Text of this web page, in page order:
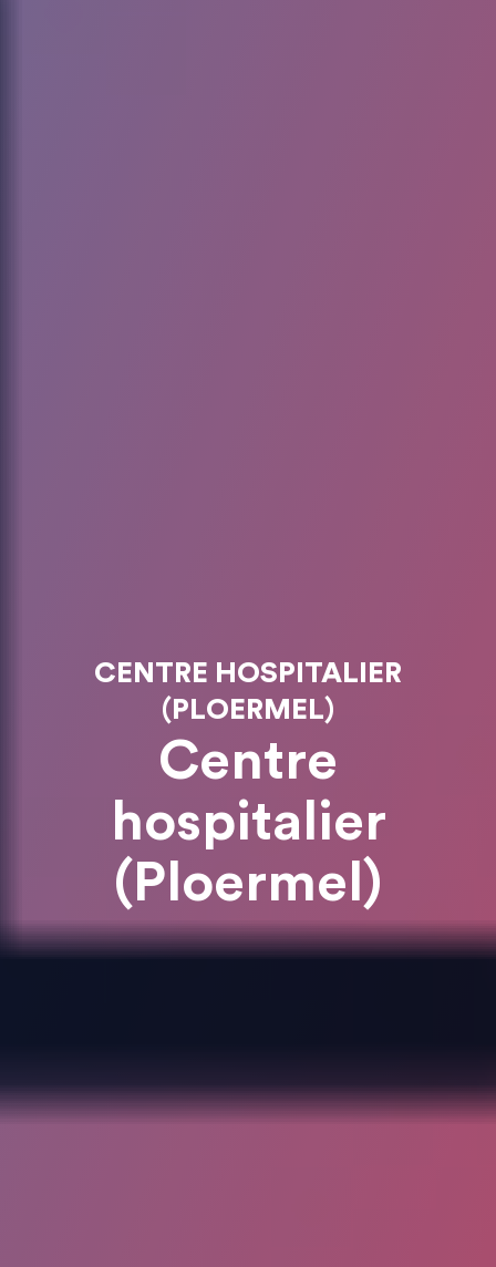
CENTRE HOSPITALIER
(PLOERMEL)
Centre
hospitalier
(Ploermel)